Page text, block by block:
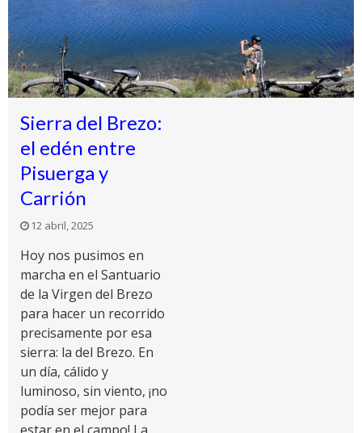
Sierra del Brezo:
el edén entre
Pisuerga y
Carrión
12 abril, 2025
Hoy nos pusimos en
marcha en el Santuario
de la Virgen del Brezo
para hacer un recorrido
precisamente por esa
sierra: la del Brezo. En
un día, cálido y
luminoso, sin viento, ¡no
podía ser mejor para